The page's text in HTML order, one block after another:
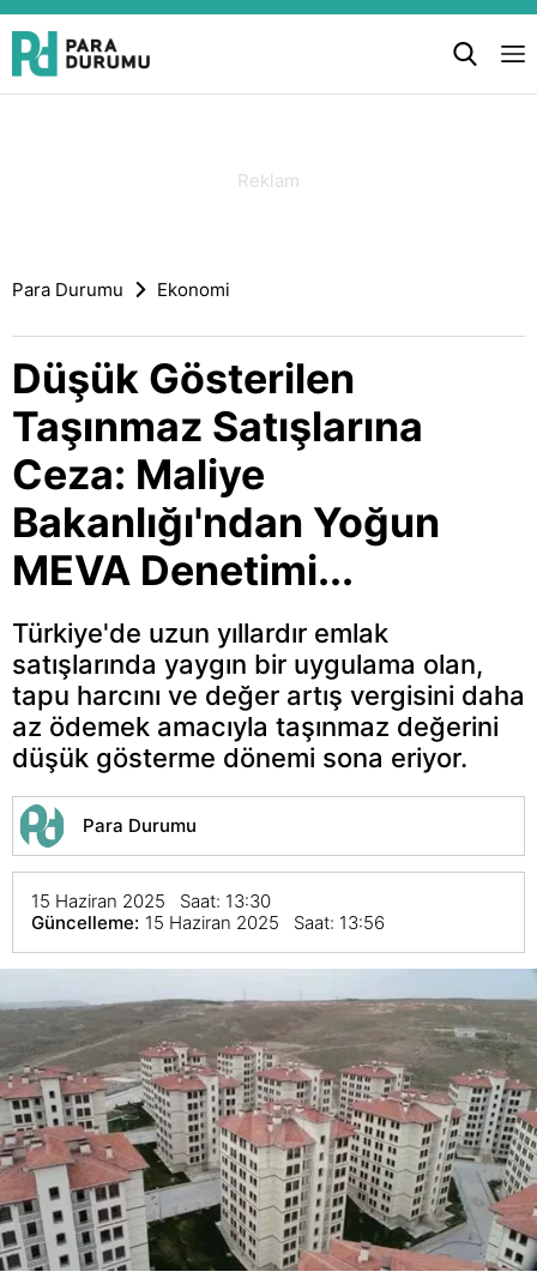
Para Durumu Ekonomi
Düşük Gösterilen
Taşınmaz Satışlarına
Ceza: Maliye
Bakanlığı'ndan Yoğun
MEVA Denetimi...
Türkiye'de uzun yıllardır emlak
satışlarında yaygın bir uygulama olan,
tapu harcını ve değer artış vergisini daha
az ödemek amacıyla taşınmaz değerini
düşük gösterme dönemi sona eriyor.
Para Durumu
15 Haziran 2025 Saat: 13:30
Güncelleme: 15 Haziran 2025 Saat: 13:56